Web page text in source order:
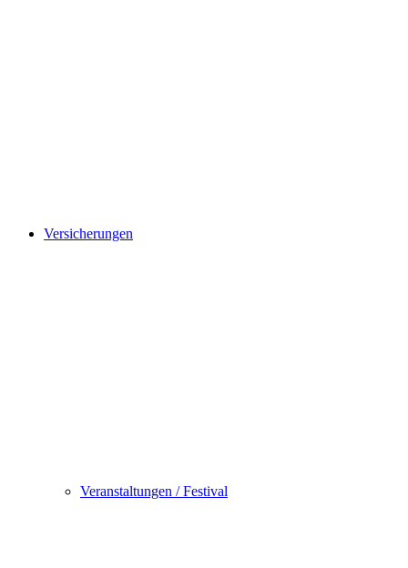
Versicherungen
Veranstaltungen / Festival